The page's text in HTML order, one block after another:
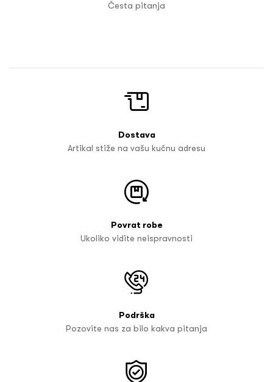
Česta pitanja
Dostava
Artikal stiže na vašu kućnu adresu
Povrat robe
Ukoliko vidite neispravnosti
Podrška
Pozovite nas za bilo kakva pitanja